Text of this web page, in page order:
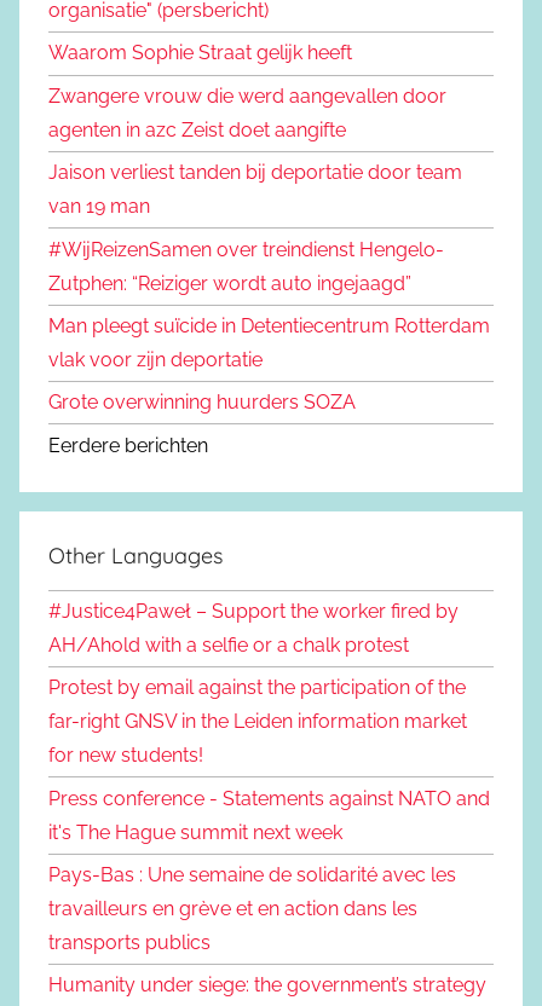
organisatie" (persbericht)
Waarom Sophie Straat gelijk heeft
Zwangere vrouw die werd aangevallen door
agenten in azc Zeist doet aangifte
Jaison verliest tanden bij deportatie door team
van 19 man
#WijReizenSamen over treindienst Hengelo-
Zutphen: “Reiziger wordt auto ingejaagd”
Man pleegt suïcide in Detentiecentrum Rotterdam
vlak voor zijn deportatie
Grote overwinning huurders SOZA
Eerdere berichten
Other Languages
#Justice4Paweł – Support the worker fired by
AH/Ahold with a selfie or a chalk protest
Protest by email against the participation of the
far-right GNSV in the Leiden information market
for new students!
Press conference - Statements against NATO and
it's The Hague summit next week
Pays-Bas : Une semaine de solidarité avec les
travailleurs en grève et en action dans les
transports publics
Humanity under siege: the government’s strategy